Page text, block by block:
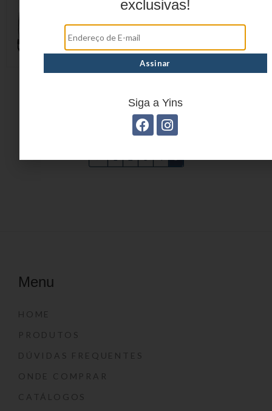
Menu
HOME
PRODUTOS
DÚVIDAS FREQUENTES
ONDE COMPRAR
CATÁLOGOS
exclusivas!
Siga a Yins